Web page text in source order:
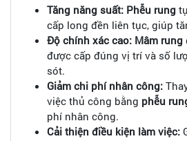
Tăng năng suất: Phễu rung
cấp long đền liên tục, giúp
Độ chính xác cao: Mâm rung
được cấp đúng vị trí và số
sót.
Giảm chi phí nhân công:
việc thủ công bằng phễu
phí nhân công.
Cải thiện điều kiện làm việc: